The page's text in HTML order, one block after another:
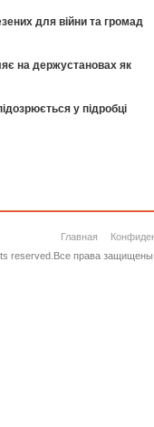
для війни та громад
на держустановах як
у підробці
Главная
reserved.Все права защищены.